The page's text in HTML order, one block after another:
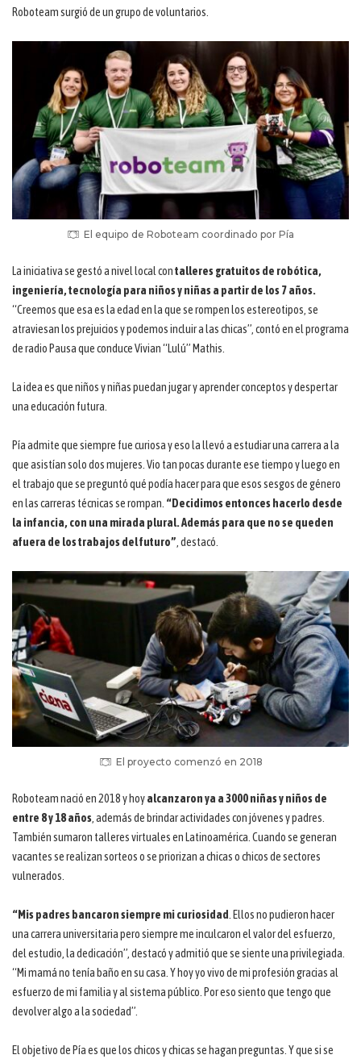
Roboteam surgió de un grupo de voluntarios.
El equipo de Roboteam coordinado por Pía
La iniciativa se gestó a nivel local contalleres gratuitos de robótica,
ingeniería, tecnología para niños y niñas a partir de los 7 años.
“Creemos que esa es la edad en la que se rompen los estereotipos, se
atraviesan los prejuicios y podemos incluir a las chicas”, contó en el programa
de radio Pausa que conduce Vivian “Lulú” Mathis.
La idea es que niños y niñas puedan jugar y aprender conceptos y despertar
una educación futura.
Pía admite que siempre fue curiosa y eso la llevó a estudiar una carrera a la
que asistían solo dos mujeres. Vio tan pocas durante ese tiempo y luego en
el trabajo que se preguntó qué podía hacer para que esos sesgos de género
en las carreras técnicas se rompan. “Decidimos entonces hacerlo desde
la infancia, con una mirada plural. Además para que no se queden
afuera de los trabajos del futuro” , destacó.
El proyecto comenzó en 2018
Roboteam nació en 2018 y hoyalcanzaron ya a 3000 niñas y niños de
entre 8 y 18 años , además de brindar actividades con jóvenes y padres.
También sumaron talleres virtuales en Latinoamérica. Cuando se generan
vacantes se realizan sorteos o se priorizan a chicas o chicos de sectores
vulnerados.
“Mis padres bancaron siempre mi curiosidad
. Ellos no pudieron hacer
una carrera universitaria pero siempre me inculcaron el valor del esfuerzo,
del estudio, la dedicación”, destacó y admitió que se siente una privilegiada.
“Mi mamá no tenía baño en su casa. Y hoy yo vivo de mi profesión gracias al
esfuerzo de mi familia y al sistema público. Por eso siento que tengo que
devolver algo a la sociedad”.
El objetivo de Pía es que los chicos y chicas se hagan preguntas. Y que si se